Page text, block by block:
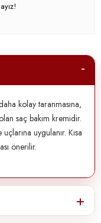
kolay taranmasına,
saç bakım kremidir.
uygulanır. Kısa
önerilir.